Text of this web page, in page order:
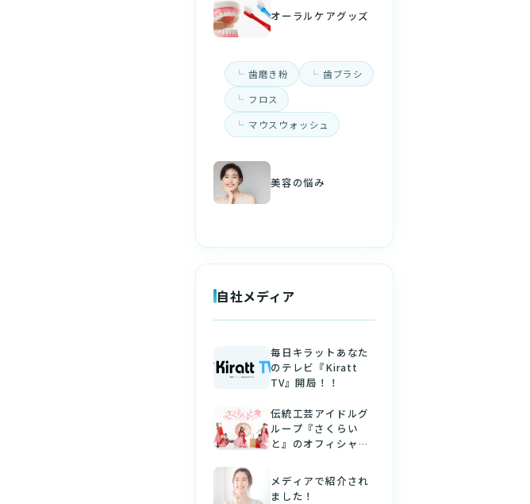
オーラルケアグッズ
歯磨き粉
歯ブラシ
フロス
マウスウォッシュ
美容の悩み
自社メディア
毎日キラットあなた
のテレビ『Kiratt
TV』開局！！
伝統工芸アイドルグ
ループ『さくらい
と』のオフィシャル
した！
メディアで紹介され
ました！